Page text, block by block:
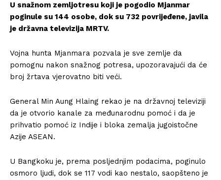
U snažnom zemljotresu koji je pogodio Mjanmar
poginule su 144 osobe, dok su 732 povrijeđene, javila
je državna televizija MRTV.
Vojna hunta Mjanmara pozvala je sve zemlje da
pomognu nakon snažnog potresa, upozoravajući da će
broj žrtava vjerovatno biti veći.
General Min Aung Hlaing rekao je na državnoj televiziji
da je otvorio kanale za međunarodnu pomoć i da je
prihvatio pomoć iz Indije i bloka zemalja jugoistočne
Azije ASEAN.
U Bangkoku je, prema posljednjim podacima, poginulo
osmoro ljudi, dok se 117 vodi kao nestalo, saopšteno je